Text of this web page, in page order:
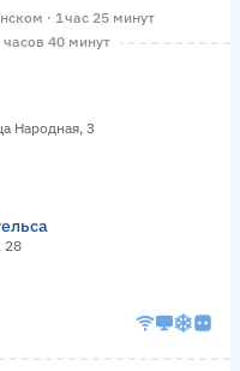
· 1 час 25 минут
40 минут
Народная, 3
28